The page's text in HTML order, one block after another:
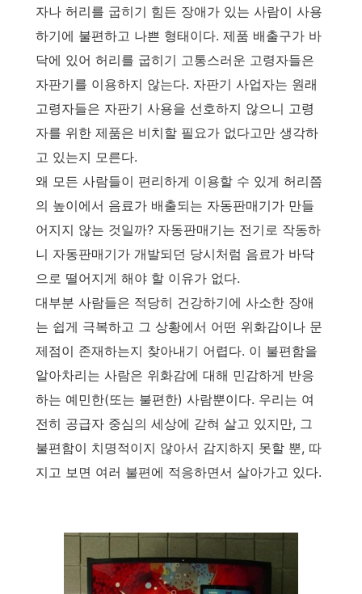
자나 허리를 굽히기 힘든 장애가 있는 사람이 사용
하기에 불편하고 나쁜 형태이다. 제품 배출구가 바
닥에 있어 허리를 굽히기 고통스러운 고령자들은
자판기를 이용하지 않는다. 자판기 사업자는 원래
고령자들은 자판기 사용을 선호하지 않으니 고령
자를 위한 제품은 비치할 필요가 없다고만 생각하
고 있는지 모른다.
왜 모든 사람들이 편리하게 이용할 수 있게 허리쯤
의 높이에서 음료가 배출되는 자동판매기가 만들
어지지 않는 것일까? 자동판매기는 전기로 작동하
니 자동판매기가 개발되던 당시처럼 음료가 바닥
으로 떨어지게 해야 할 이유가 없다.
대부분 사람들은 적당히 건강하기에 사소한 장애
는 쉽게 극복하고 그 상황에서 어떤 위화감이나 문
제점이 존재하는지 찾아내기 어렵다. 이 불편함을
알아차리는 사람은 위화감에 대해 민감하게 반응
하는 예민한(또는 불편한) 사람뿐이다. 우리는 여
전히 공급자 중심의 세상에 갇혀 살고 있지만, 그
불편함이 치명적이지 않아서 감지하지 못할 뿐, 따
지고 보면 여러 불편에 적응하면서 살아가고 있다.